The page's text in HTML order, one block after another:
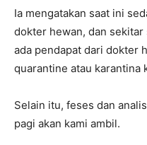
Ia mengatakan saat ini
dokter hewan, dan
ada pendapat dari dokter
quarantine atau karantina
Selain itu, feses dan
pagi akan kami ambil.